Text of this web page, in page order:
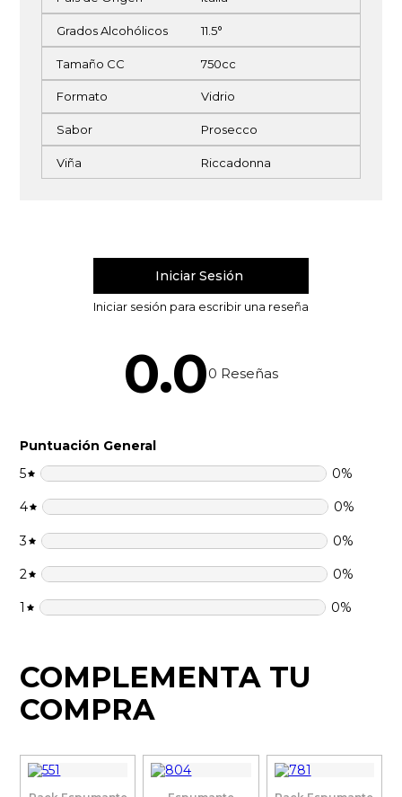
Grados Alcohólicos 11.5°
Tamaño CC 750cc
Formato Vidrio
Sabor Prosecco
Viña Riccadonna
0.00 Reseñas
Puntuación General
5
0%
4 0%
3 0%
2 0%
1 0%
COMPLEMENTA TU
COMPRA